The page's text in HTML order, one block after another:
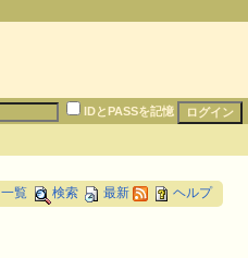
IDとPASSを記憶
一覧 検索 最新 ヘルプ